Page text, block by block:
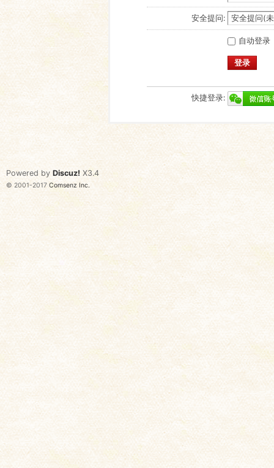
安全提问:
自动登录
登录
快捷登录:
Powered by Discuz! X3.4
© 2001-2017 Comsenz Inc.